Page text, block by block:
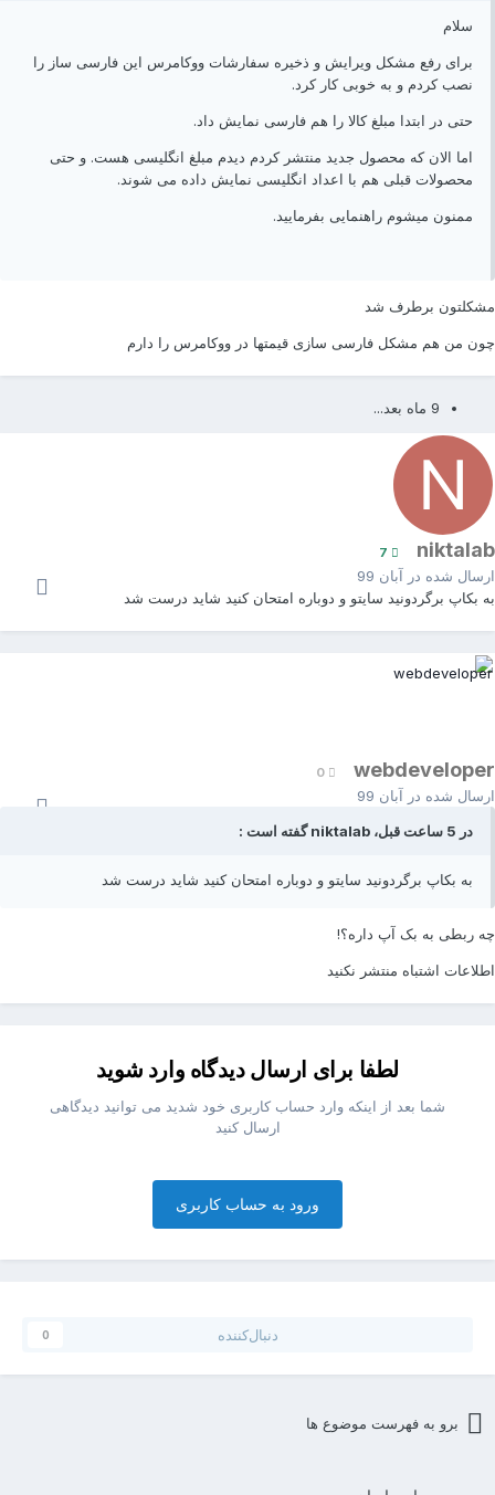
سلام
برای رفع مشکل ویرایش و ذخیره سفارشات ووکامرس این فارسی ساز را
نصب کردم و به خوبی کار کرد.
حتی در ابتدا مبلغ کالا را هم فارسی نمایش داد.
اما الان که محصول جدید منتشر کردم دیدم مبلغ انگلیسی هست. و حتی
محصولات قبلی هم با اعداد انگلیسی نمایش داده می شوند.
ممنون میشوم راهنمایی بفرمایید.
برطرف شد
من هم مشکل فارسی سازی قیمتها در ووکامرس را دارم
9 ماه بعد...
7
شده در آبان 99
بکاپ برگردونید سایتو و دوباره امتحان کنید شاید درست شد
0
شده در آبان 99
در 5 ساعت قبل، niktalab گفته است :
به بکاپ برگردونید سایتو و دوباره امتحان کنید شاید درست شد
ربطی به بک آپ داره؟!
اشتباه منتشر نکنید
لطفا برای ارسال دیدگاه وارد شوید
شما بعد از اینکه وارد حساب کاربری خود شدید می توانید دیدگاهی
ارسال کنید
ورود به حساب کاربری
دنبال‌کننده 0
برو به فهرست موضوع ها